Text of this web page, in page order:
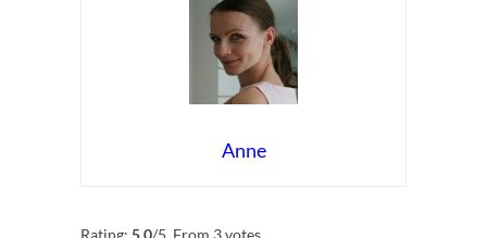
Anne
Rating: 5.0/5. From 3 votes.